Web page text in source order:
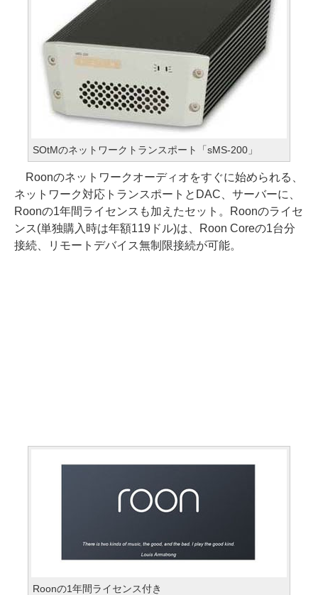
SOtMのネットワークトランスポート「sMS-200」
Roonのネットワークオーディオをすぐに始められる、
ネットワーク対応トランスポートとDAC、サーバーに、
Roonの1年間ライセンスも加えたセット。Roonのライセ
ンス(単独購入時は年額119ドル)は、Roon Coreの1台分
接続、リモートデバイス無制限接続が可能。
Roonの1年間ライセンス付き